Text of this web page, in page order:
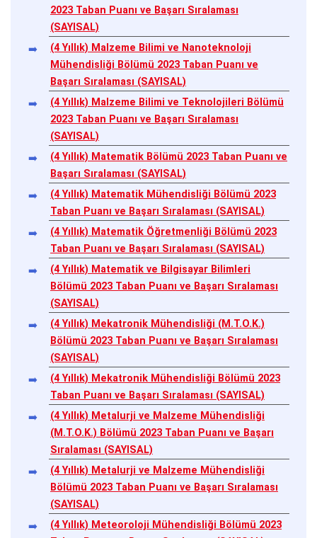
2023 Taban Puanı ve Başarı Sıralaması
(SAYISAL)
(4 Yıllık) Malzeme Bilimi ve Nanoteknoloji
Mühendisliği Bölümü 2023 Taban Puanı ve
Başarı Sıralaması (SAYISAL)
(4 Yıllık) Malzeme Bilimi ve Teknolojileri Bölümü
2023 Taban Puanı ve Başarı Sıralaması
(SAYISAL)
(4 Yıllık) Matematik Bölümü 2023 Taban Puanı ve
Başarı Sıralaması (SAYISAL)
(4 Yıllık) Matematik Mühendisliği Bölümü 2023
Taban Puanı ve Başarı Sıralaması (SAYISAL)
(4 Yıllık) Matematik Öğretmenliği Bölümü 2023
Taban Puanı ve Başarı Sıralaması (SAYISAL)
(4 Yıllık) Matematik ve Bilgisayar Bilimleri
Bölümü 2023 Taban Puanı ve Başarı Sıralaması
(SAYISAL)
(4 Yıllık) Mekatronik Mühendisliği (M.T.O.K.)
Bölümü 2023 Taban Puanı ve Başarı Sıralaması
(SAYISAL)
(4 Yıllık) Mekatronik Mühendisliği Bölümü 2023
Taban Puanı ve Başarı Sıralaması (SAYISAL)
(4 Yıllık) Metalurji ve Malzeme Mühendisliği
(M.T.O.K.) Bölümü 2023 Taban Puanı ve Başarı
Sıralaması (SAYISAL)
(4 Yıllık) Metalurji ve Malzeme Mühendisliği
Bölümü 2023 Taban Puanı ve Başarı Sıralaması
(SAYISAL)
(4 Yıllık) Meteoroloji Mühendisliği Bölümü 2023